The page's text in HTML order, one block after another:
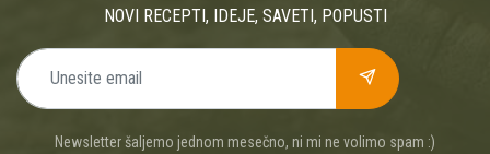
NOVI RECEPTI, IDEJE, SAVETI, POPUSTI
Newsletter šaljemo jednom mesečno, ni mi ne volimo spam :)